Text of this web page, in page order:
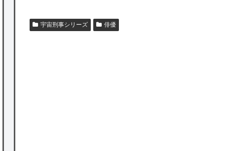
本地震直後の日本の対応のスピードに世界が
宇宙刑事シリーズ 俳優